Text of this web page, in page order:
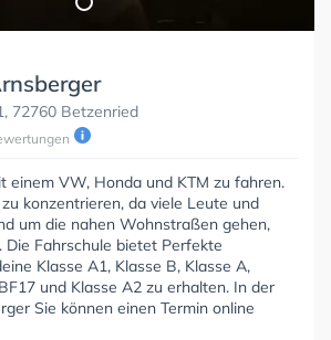
72760 Betzenried
einem VW, Honda und KTM zu fahren.
konzentrieren, da viele Leute und
um die nahen Wohnstraßen gehen,
Fahrschule bietet Perfekte
Klasse A1, Klasse B, Klasse A,
und Klasse A2 zu erhalten. In der
Sie können einen Termin online